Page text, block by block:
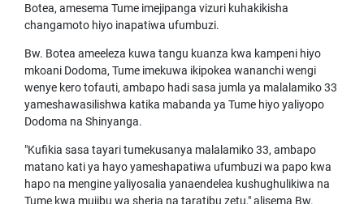
Botea, amesema Tume imejipanga vizuri kuhakikisha
changamoto hiyo inapatiwa ufumbuzi.
Bw. Botea ameeleza kuwa tangu kuanza kwa kampeni hiyo
mkoani Dodoma, Tume imekuwa ikipokea wananchi wengi
wenye kero tofauti, ambapo hadi sasa jumla ya malalamiko 33
yameshawasilishwa katika mabanda ya Tume hiyo yaliyopo
Dodoma na Shinyanga.
"Kufikia sasa tayari tumekusanya malalamiko 33, ambapo
matano kati ya hayo yameshapatiwa ufumbuzi wa papo kwa
hapo na mengine yaliyosalia yanaendelea kushughulikiwa na